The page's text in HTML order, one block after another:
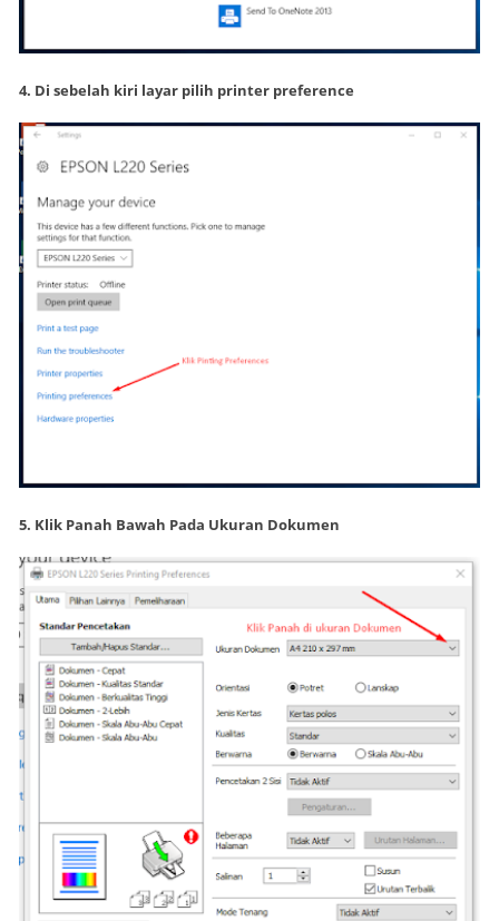
4. Di sebelah kiri layar pilih printer preference
5. Klik Panah Bawah Pada Ukuran Dokumen